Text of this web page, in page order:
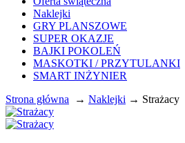
Naklejki
GRY PLANSZOWE
SUPER OKAZJE
BAJKI POKOLEŃ
MASKOTKI / PRZYTULANKI
SMART INŻYNIER
Strona główna
→ Naklejki → Strażacy